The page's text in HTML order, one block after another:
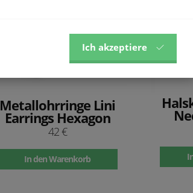
Metallohrringe Lini
Earrings Hexagon
42 €
In den Warenkorb
Ich akzeptiere